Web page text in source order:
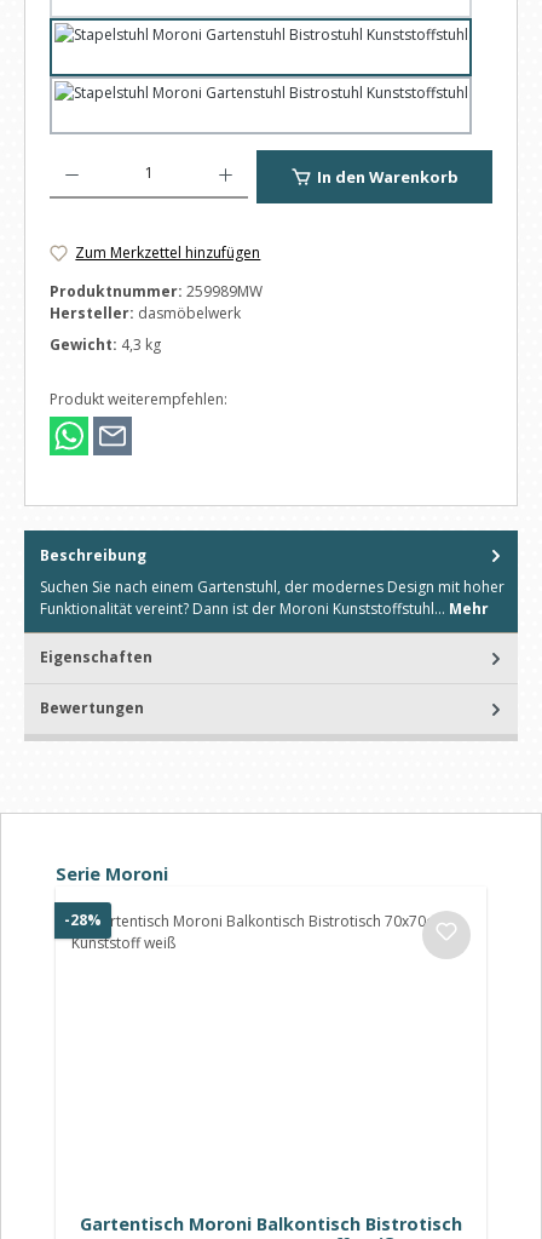
In den Warenkorb
Zum Merkzettel hinzufügen
Produktnummer: 259989MW
Hersteller: dasmöbelwerk
Gewicht: 4,3 kg
Produkt weiterempfehlen:
Beschreibung
Suchen Sie nach einem Gartenstuhl, der modernes Design mit hoher
Funktionalität vereint? Dann ist der Moroni Kunststoffstuhl… Mehr
Eigenschaften
Bewertungen
Produktgalerie überspringen
Serie Moroni
-28% Rabatt
Gartentisch Moroni Balkontisch Bistrotisch